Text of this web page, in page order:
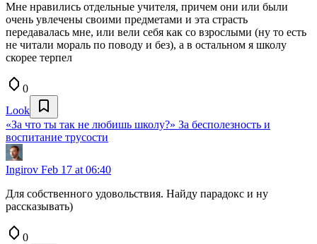
Мне нравились отдельные учителя, причем они или были
очень увлечены своими предметами и эта страсть
передавалась мне, или вели себя как со взрослыми (ну то есть
не читали мораль по поводу и без), а в остальном я школу
скорее терпел
0
Look
«За что ты так не любишь школу?» За бесполезность и
воспитание трусости
Ingirov Feb 17 at 06:40
Для собственного удовольствия. Найду парадокс и ну
рассказывать)
0